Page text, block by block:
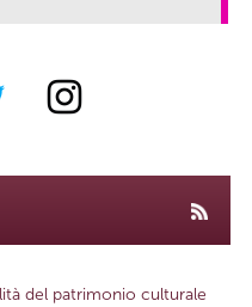
del patrimonio culturale